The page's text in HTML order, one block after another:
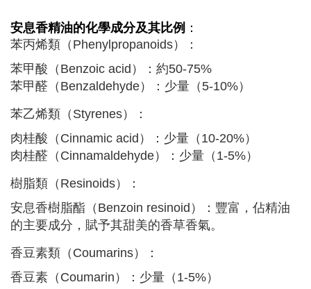
安息香精油的化學成分及其比例 ：
苯丙烯類（Phenylpropanoids）：
苯甲酸（Benzoic acid）：約50-75%
苯甲醛（Benzaldehyde）：少量（5-10%）
苯乙烯類（Styrenes）：
肉桂酸（Cinnamic acid）：少量（10-20%）
肉桂醛（Cinnamaldehyde）：少量（1-5%）
樹脂類（Resinoids）：
安息香樹脂酯（Benzoin resinoid）：豐富，佔精油
的主要成分，賦予其甜美的香草香氣。
香豆素類（Coumarins）：
香豆素（Coumarin）：少量（1-5%）